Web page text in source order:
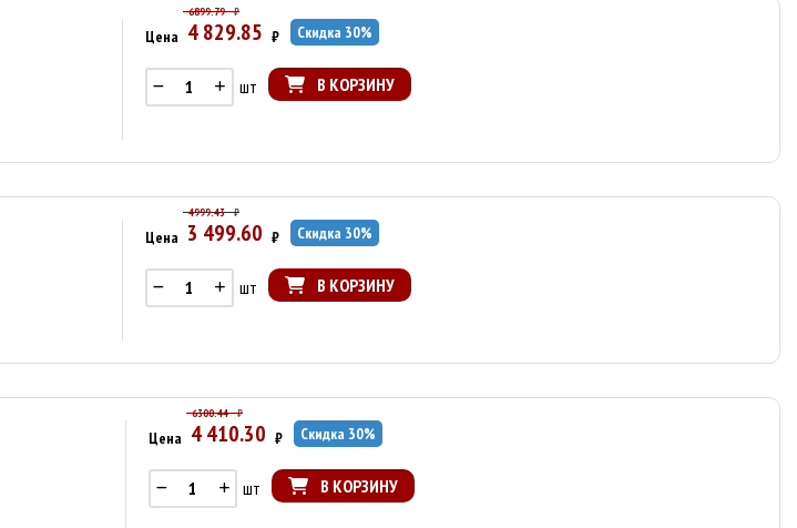
6899.79 ₽
Цена 4 829.85 ₽ Скидка 30%
шт В КОРЗИНУ
4999.43 ₽
Цена 3 499.60 ₽ Скидка 30%
шт В КОРЗИНУ
6300.44 ₽
Цена 4 410.30 ₽ Скидка 30%
шт В КОРЗИНУ